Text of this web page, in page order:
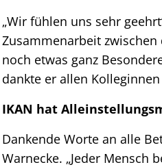
„Wir fühlen uns sehr
Zusammenarbeit
noch etwas ganz
dankte er allen
IKAN hat
Dankende Worte an alle
Warnecke. „Jeder Mensch